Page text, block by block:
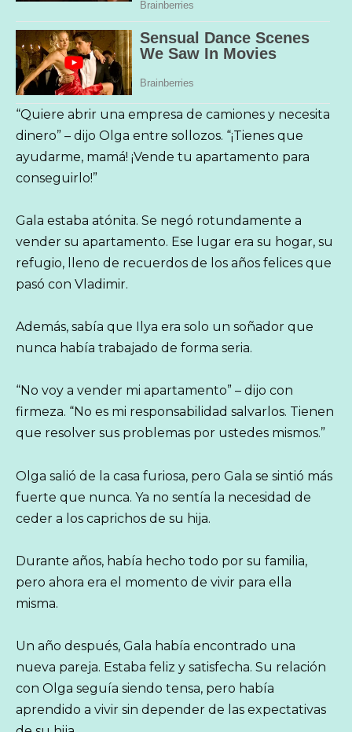
“Quiere abrir una empresa de camiones y necesita
dinero” – dijo Olga entre sollozos. “¡Tienes que
ayudarme, mamá! ¡Vende tu apartamento para
conseguirlo!”
Gala estaba atónita. Se negó rotundamente a
vender su apartamento. Ese lugar era su hogar, su
refugio, lleno de recuerdos de los años felices que
pasó con Vladimir.
Además, sabía que Ilya era solo un soñador que
nunca había trabajado de forma seria.
“No voy a vender mi apartamento” – dijo con
firmeza. “No es mi responsabilidad salvarlos. Tienen
que resolver sus problemas por ustedes mismos.”
Olga salió de la casa furiosa, pero Gala se sintió más
fuerte que nunca. Ya no sentía la necesidad de
ceder a los caprichos de su hija.
Durante años, había hecho todo por su familia,
pero ahora era el momento de vivir para ella
misma.
Un año después, Gala había encontrado una
nueva pareja. Estaba feliz y satisfecha. Su relación
con Olga seguía siendo tensa, pero había
aprendido a vivir sin depender de las expectativas